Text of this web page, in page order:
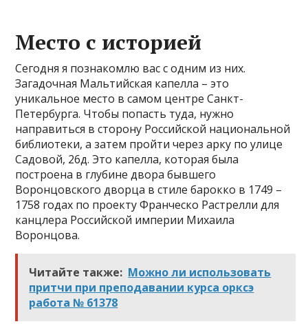
Место с историей
Сегодня я познакомлю вас с одним из них.
Загадочная Мальтийская капелла – это
уникальное место в самом центре Санкт-
Петербурга. Чтобы попасть туда, нужно
направиться в сторону Российской национальной
библиотеки, а затем пройти через арку по улице
Садовой, 26д. Это капелла, которая была
построена в глубине двора бывшего
Воронцовского дворца в стиле барокко в 1749 –
1758 годах по проекту Франческо Растрелли для
канцлера Российской империи Михаила
Воронцова.
Читайте также: Можно ли использовать
притчи при преподавании курса орксэ
работа № 61378